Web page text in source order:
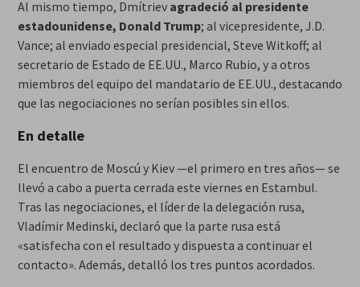
Al mismo tiempo, Dmítriev agradeció al presidente
estadounidense, Donald Trump; al vicepresidente, J.D.
Vance; al enviado especial presidencial, Steve Witkoff; al
secretario de Estado de EE.UU., Marco Rubio, y a otros
miembros del equipo del mandatario de EE.UU., destacando
que las negociaciones no serían posibles sin ellos.
En detalle
El encuentro de Moscú y Kiev —el primero en tres años— se
llevó a cabo a puerta cerrada este viernes en Estambul.
Tras las negociaciones, el líder de la delegación rusa,
Vladímir Medinski, declaró que la parte rusa está
«satisfecha con el resultado y dispuesta a continuar el
contacto». Además, detalló los tres puntos acordados.